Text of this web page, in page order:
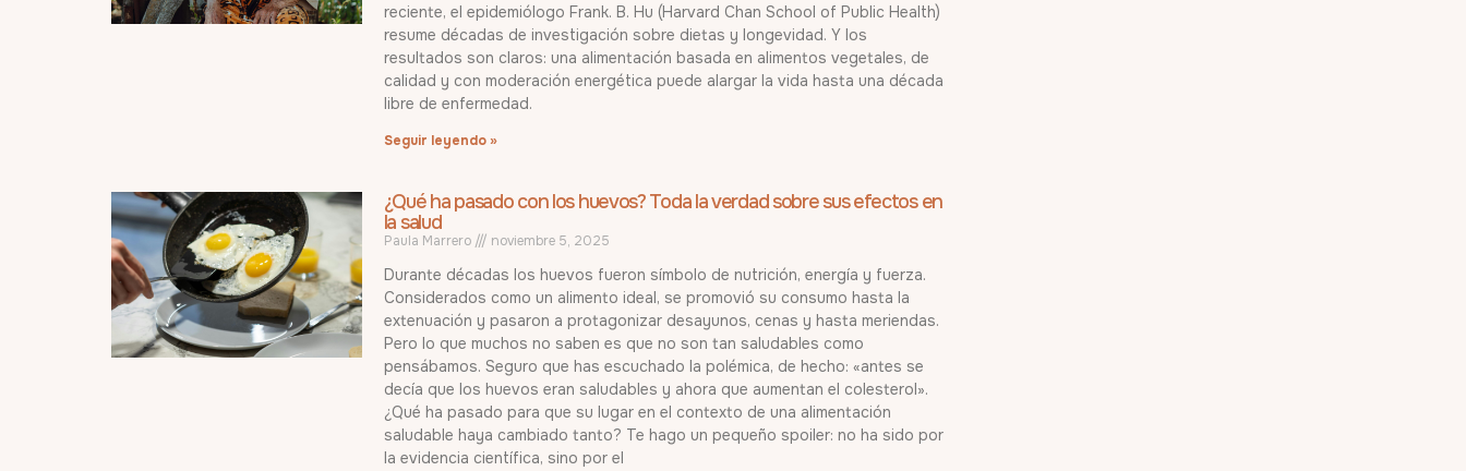
reciente, el epidemiólogo Frank. B. Hu (Harvard Chan School of Public Health)
resume décadas de investigación sobre dietas y longevidad. Y los
resultados son claros: una alimentación basada en alimentos vegetales, de
calidad y con moderación energética puede alargar la vida hasta una década
libre de enfermedad.
Seguir leyendo »
¿Qué ha pasado con los huevos? Toda la verdad sobre sus efectos en
la salud
Paula Marrero noviembre 5, 2025
Durante décadas los huevos fueron símbolo de nutrición, energía y fuerza.
Considerados como un alimento ideal, se promovió su consumo hasta la
extenuación y pasaron a protagonizar desayunos, cenas y hasta meriendas.
Pero lo que muchos no saben es que no son tan saludables como
pensábamos. Seguro que has escuchado la polémica, de hecho: «antes se
decía que los huevos eran saludables y ahora que aumentan el colesterol».
¿Qué ha pasado para que su lugar en el contexto de una alimentación
saludable haya cambiado tanto? Te hago un pequeño spoiler: no ha sido por
la evidencia científica, sino por el